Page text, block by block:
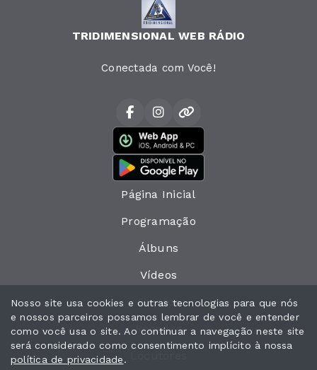
TRIDIMENSIONAL WEB RÁDIO
Conectada com Você!
Página Inicial
Programação
Álbuns
Vídeos
Eventos
Recados
Nosso site usa cookies e outras tecnologias para que nós
e nossos parceiros possamos lembrar de você e entender
como você usa o site. Ao continuar a navegação neste site
será considerado como consentimento implícito à nossa
política de privacidade.